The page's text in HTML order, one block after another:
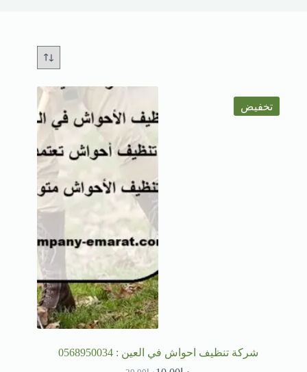
تخفيض
شركة تنظيف احواش في العين : 0568950034